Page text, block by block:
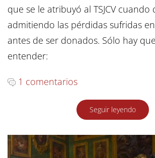
que se le atribuyó al TSJCV
admitiendo las pérdidas sufridas
antes de ser donados. Sólo hay
entender:
1 comentarios
Seguir leyendo